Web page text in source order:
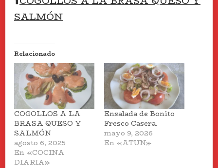
SALMÓN
Relacionado
COGOLLOS A LA
BRASA QUESO Y
SALMÓN
agosto 6, 2025
En «COCINA
DIARIA»
Ensalada de Bonito
Fresco Casera.
mayo 9, 2026
En «ATUN»